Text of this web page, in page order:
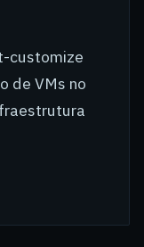
customize
de VMs no